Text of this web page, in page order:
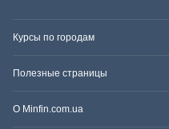
Курсы по городам
Полезные страницы
О Minfin.com.ua